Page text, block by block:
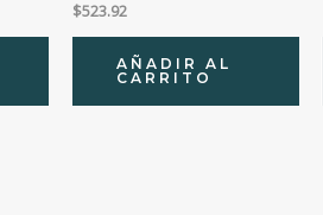
$523.92
AÑADIR AL
CARRITO